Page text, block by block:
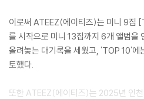
이로써 ATEEZ(에이티즈)는 미니 9집
를 시작으로 미니 13집까지 6개 앨범
올려놓는 대기록을 세웠고, 'TOP 10'에
토했다.
또한 ATEEZ(에이티즈)는 2025년 인천